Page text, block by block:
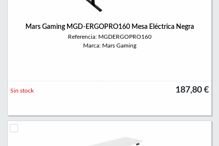
Mars Gaming MGD-ERGOPRO160 Mesa Eléctrica Negra
Referencia: MGDERGOPRO160
Marca: Mars Gaming
187,80 €
Sin stock